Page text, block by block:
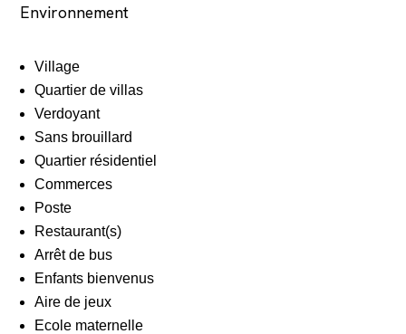
Environnement
Village
Quartier de villas
Verdoyant
Sans brouillard
Quartier résidentiel
Commerces
Poste
Restaurant(s)
Arrêt de bus
Enfants bienvenus
Aire de jeux
Ecole maternelle